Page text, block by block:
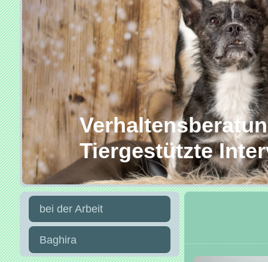
Tiergestützte
bei der Arbeit
Baghira